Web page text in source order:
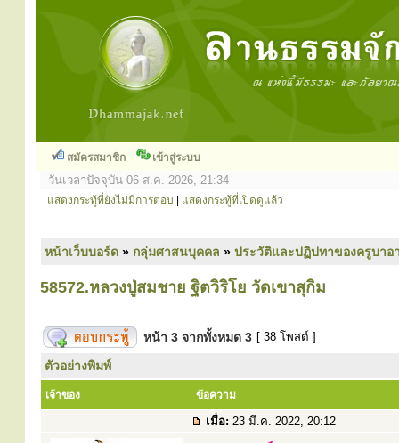
สมัครสมาชิก เข้าสู่ระบบ
วันเวลาปัจจุบัน 06 ส.ค. 2026, 21:34
แสดงกระทู้ที่ยังไม่มีการตอบ แสดงกระทู้ที่เปิดดูแล้ว
หน้าเว็บบอร์ด » กลุ่มศาสนบุคคล » ประวัติและปฏิปทาของครูบาอ
58572.หลวงปู่สมชาย ฐิตวิริโย วัดเขาสุกิม
หน้า 3 จากทั้งหมด 3 [ 38 โพสต์ ]
ตัวอย่างพิมพ์
เจ้าของ ข้อความ
เมื่อ: 23 มี.ค. 2022, 20:12